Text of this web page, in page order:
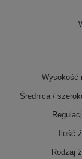
Wysokość
Średnica /
Ilość
Rodzaj